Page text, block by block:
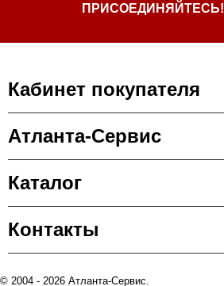
ПРИСОЕДИНЯЙТЕСЬ!
Кабинет покупателя
Атланта-Сервис
Каталог
Контакты
© 2004 - 2026 Атланта-Сервис.